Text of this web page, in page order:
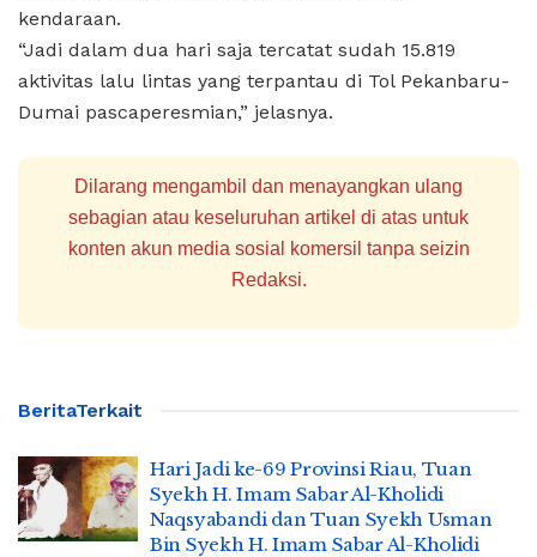
kendaraan.
“Jadi dalam dua hari saja tercatat sudah 15.819
aktivitas lalu lintas yang terpantau di Tol Pekanbaru-
Dumai pascaperesmian,” jelasnya.
Dilarang mengambil dan menayangkan ulang
sebagian atau keseluruhan artikel di atas untuk
konten akun media sosial komersil tanpa seizin
Redaksi.
BeritaTerkait
Hari Jadi ke-69 Provinsi Riau, Tuan
Syekh H. Imam Sabar Al-Kholidi
Naqsyabandi dan Tuan Syekh Usman
Bin Syekh H. Imam Sabar Al-Kholidi